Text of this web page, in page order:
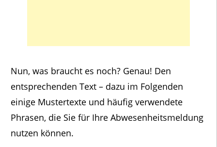
Nun, was braucht es noch? Genau! Den
entsprechenden Text – dazu im Folgenden
einige Mustertexte und häufig verwendete
Phrasen, die Sie für Ihre Abwesenheitsmeldung
nutzen können.